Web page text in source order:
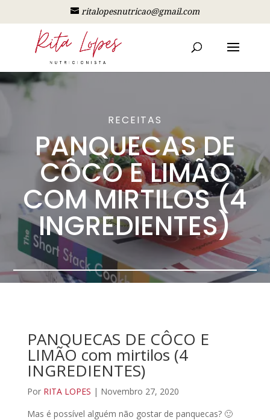
ritalopesnutricao@gmail.com
RECEITAS
PANQUECAS DE
CÔCO E LIMÃO
COM MIRTILOS (4
INGREDIENTES)
PANQUECAS DE CÔCO E
LIMÃO com mirtilos (4
INGREDIENTES)
Por RITA LOPES | Novembro 27, 2020
Mas é possível alguém não gostar de panquecas? 🙂